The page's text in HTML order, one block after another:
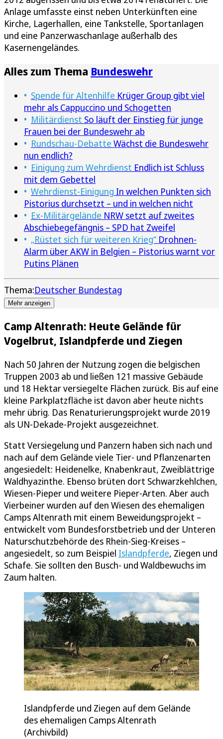
Anlage umfasste einst neben Unterkünften eine
Kirche, Lagerhallen, eine Tankstelle, Sportanlagen
und eine Panzerwaschanlage außerhalb des
Kasernengeländes.
Alles zum Thema Bundeswehr
Spende für Altenhilfe Krüger Group gibt viel
mehr als Cappuccino und Schogetten
Militärdienst So läuft der Einstieg für junge
Frauen bei der Bundeswehr ab
Rundschau-Debatte Wächst die Bundeswehr
nun endlich?
Einigung zum Wehrdienst Endlich ist Schluss
mit dem Gebettel
Wehrdienst-Einigung In welchen Punkten sich
Pistorius durchsetzt – und in welchen nicht
Ex-Militärgelände NRW setzt auf zweites
Abschiebegefängnis – SPD hat Zweifel
„Rüstet sich für weiteren Krieg“ Drohnen-
Alarm über AKW in Belgien – Pistorius warnt vor
Putins Plänen
Thema:Deutscher Bundestag
Mehr anzeigen
Camp Altenrath: Heute Gelände für
Vogelbrut, Islandpferde und Ziegen
Nach 50 Jahren der Nutzung zogen die belgischen
Truppen 2003 ab und ließen 121 massive Gebäude
und 18 Hektar versiegelte Flächen zurück. Bis auf eine
kleine Parkplatzfläche ist davon aber heute nichts
mehr übrig. Das Renaturierungsprojekt wurde 2019
als UN-Dekade-Projekt ausgezeichnet.
Statt Versiegelung und Panzern haben sich nach und
nach auf dem Gelände viele Tier- und Pflanzenarten
angesiedelt: Heidenelke, Knabenkraut, Zweiblättrige
Waldhyazinthe. Ebenso brüten dort Schwarzkehlchen,
Wiesen-Pieper und weitere Pieper-Arten. Aber auch
Vierbeiner wurden auf den Wiesen des ehemaligen
Camps Altenrath mit einem Beweidungsprojekt –
entwickelt vom Bundesforstbetrieb und der Unteren
Naturschutzbehörde des Rhein-Sieg-Kreises –
angesiedelt, so zum Beispiel Islandpferde, Ziegen und
Schafe. Sie sollten den Busch- und Waldbewuchs im
Zaum halten.
Islandpferde und Ziegen auf dem Gelände
des ehemaligen Camps Altenrath
(Archivbild)